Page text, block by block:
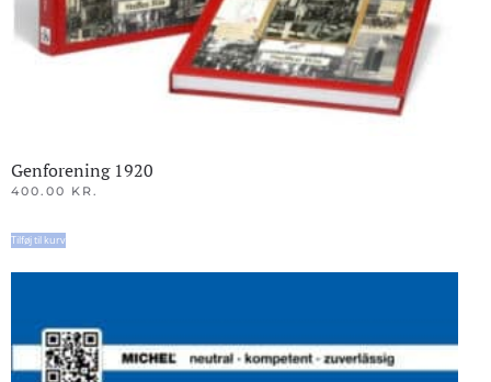
Genforening 1920
400.00 KR.
Tilføj til kurv